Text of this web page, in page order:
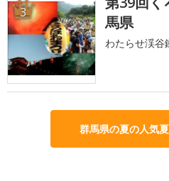
3
馬県
わたらせ渓谷
群馬県の夏の人気